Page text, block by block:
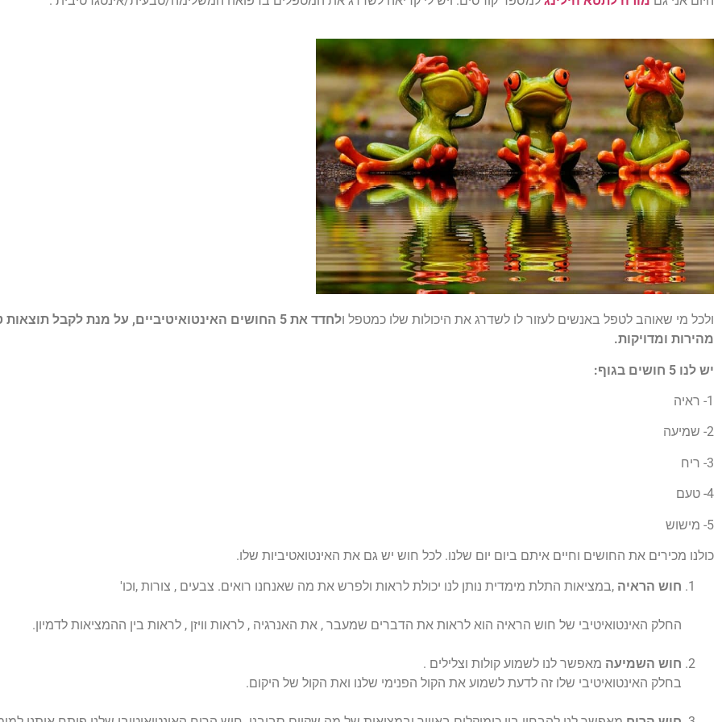
ולכל מי שאוהב לטפל באנשים לעזור לו לשדרג את היכולות שלו כמטפל ו
לחדד את 5 החושים האינטואיטיביים, על מנת לקבל
מהירות ומדויקות.
יש לנו 5 חושים בגוף:
1- ראיה
2- שמיעה
3- ריח
4- טעם
5- מישוש
כולנו מכירים את החושים וחיים איתם ביום יום שלנו. לכל חוש יש גם את האינטואטיביות שלו.
חוש הראיה ,במציאות התלת מימדית נותן לנו יכולת לראות ולפרש את מה שאנחנו רואים. צבעים , צורות ,וכו'
החלק האינטואיטיבי של חוש הראיה הוא לראות את הדברים שמעבר , את האנרגיה , לראות וויזן , לראות בין ההמציאות לדמיון.
חוש השמיעה מאפשר לנו לשמוע קולות וצלילים .
בחלק האינטואיטיבי שלו זה לדעת לשמוע את הקול הפנימי שלנו ואת הקול של היקום.